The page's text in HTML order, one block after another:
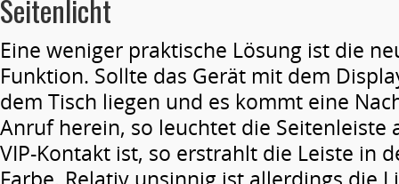
Seitenlicht
Eine weniger praktische Lösung ist die
Funktion. Sollte das Gerät mit dem
dem Tisch liegen und es kommt eine
Anruf herein, so leuchtet die Seitenleiste
VIP-Kontakt ist, so erstrahlt die Leiste in